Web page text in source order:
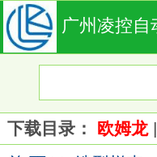
广州凌控自
下载目录： 欧姆龙|